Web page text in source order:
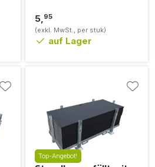
5, 95
(exkl. MwSt., per stuk)
auf Lager
Top-Angebot!